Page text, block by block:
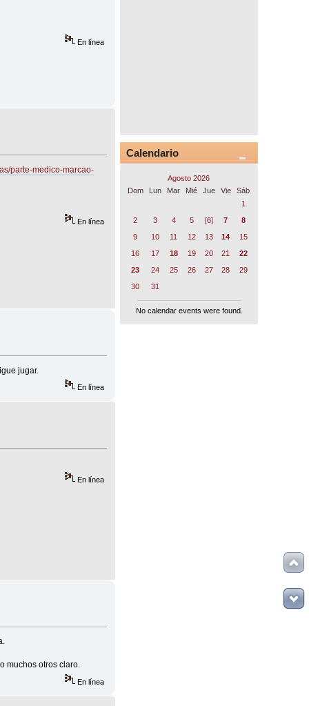
En línea
parte-medico-marcao-
En línea
jugar.
En línea
En línea
muchos otros claro.
En línea
Calendario
Agosto 2026
Dom
Lun Mar Mié Jue Vie
Sáb
1
2
3 4 5 [6] 7
8
9
10 11 12 13 14
15
16
17 18 19 20 21
22
23
24 25 26 27 28
29
30
31
No calendar events were found.